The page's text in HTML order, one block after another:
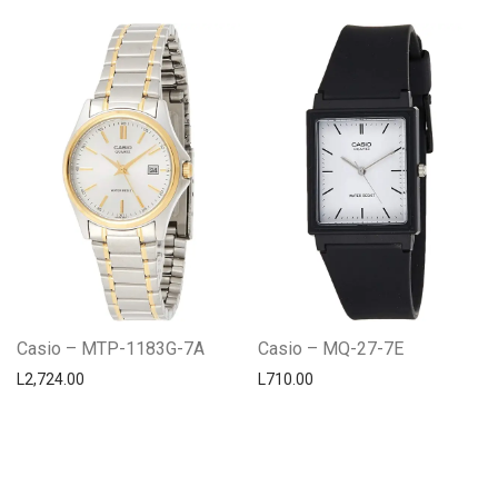
Casio – MTP-1183G-7A
L2,724.00
Casio – MQ-27-7E
L710.00